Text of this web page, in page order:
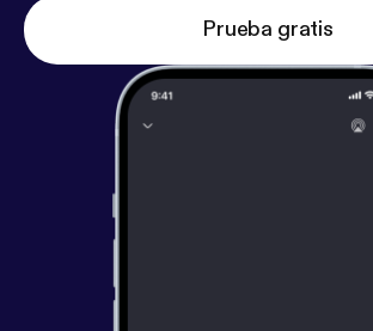
Prueba gratis